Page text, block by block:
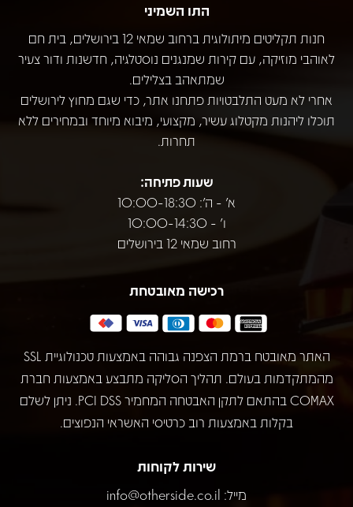
התו השמיני
חנות תקליטים מיתולוגית ברחוב שמאי 12 בירושלים, בית חם
לאוהבי מוזיקה, עם קירות שמנגנים נוסטלגיה, חדשנות ודור צעיר
שמתאהב בצלילים.
אחרי לא מעט התלבטויות פתחנו אתר, כדי שגם מחוץ לירושלים
תוכלו ליהנות מקטלוג עשיר, מקצועי, מיבוא מיוחד ובמחירים ללא
תחרות.
שעות פתיחה:
א' - ה': 10:00-18:30
ו' - 10:00-14:30
רחוב שמאי 12 בירושלים
רכישה מאובטחת
האתר מאובטח ברמת הצפנה גבוהה באמצעות טכנולוגיית SSL
מהמתקדמות בעולם. תהליך הסליקה מתבצע באמצעות חברת
COMAX בהתאם לתקן האבטחה המחמיר PCI DSS. ניתן לשלם
בקלות באמצעות רוב כרטיסי האשראי הנפוצים.
שירות לקוחות
מייל: info@otherside.co.il